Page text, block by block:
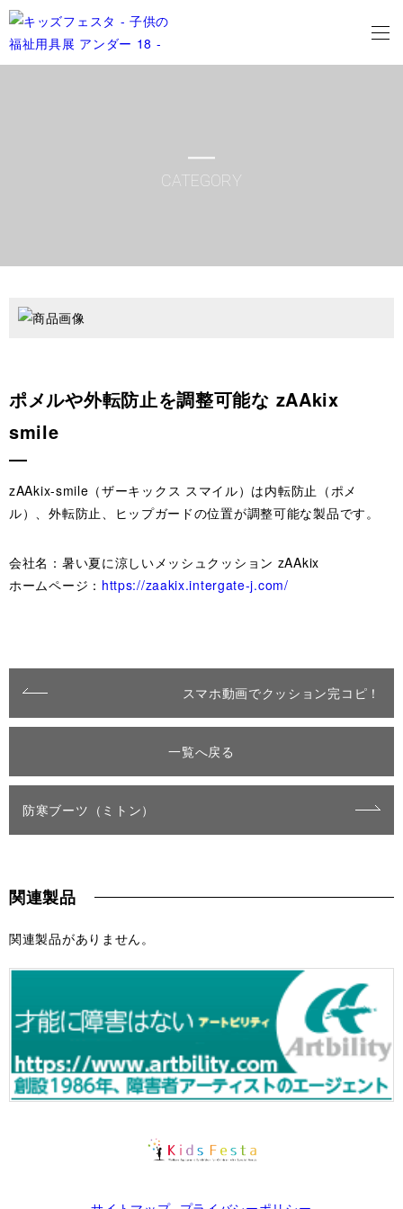
CATEGORY
ポメルや外転防止を調整可能な zAAkix
smile
zAAkix-smile（ザーキックス スマイル）は内転防止（ポメ
ル）、外転防止、ヒップガードの位置が調整可能な製品です。
会社名：暑い夏に涼しいメッシュクッション zAAkix
ホームページ： https://zaakix.intergate-j.com/
スマホ動画でクッション完コピ！
一覧へ戻る
防寒ブーツ（ミトン）
関連製品
関連製品がありません。